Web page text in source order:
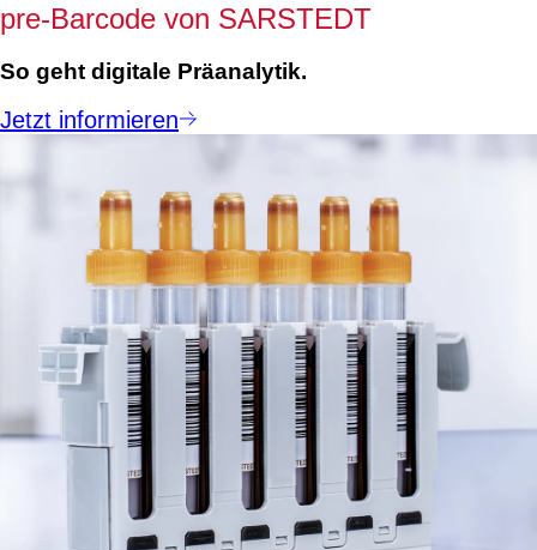
pre-Barcode von SARSTEDT
So geht digitale Präanalytik.
Jetzt informieren